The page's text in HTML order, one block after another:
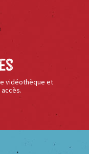
vidéothèque et